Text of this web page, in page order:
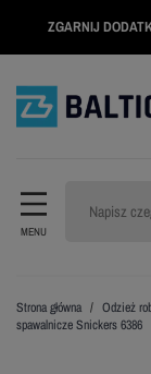
ZGARNIJ
MENU
Strona główna Odzież
spawalnicze Snickers 6386